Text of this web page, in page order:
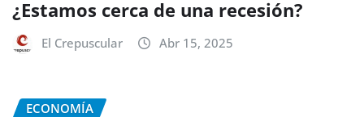
¿Estamos cerca de una recesión?
El Crepuscular Abr 15, 2025
ECONOMÍA